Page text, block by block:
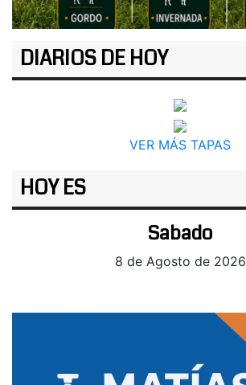
DIARIOS DE HOY
VER MÁS TAPAS
HOY ES
Sabado
8 de Agosto de 2026